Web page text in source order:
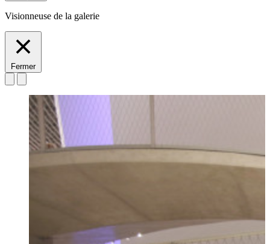
Visionneuse de la galerie
Fermer